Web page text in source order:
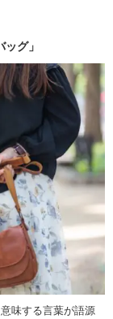
グ」
味する言葉が語源